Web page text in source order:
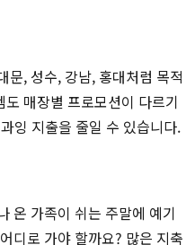
문, 성수, 강남, 홍대처럼 목적
매장별 프로모션이 다르기
잉 지출을 줄일 수 있습니다.
온 가족이 쉬는 주말에 예기
디로 가야 할까요? 많은 지축